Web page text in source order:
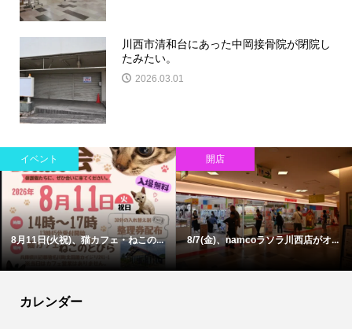
川西市清和台にあった中岡接骨院が閉院し
たみたい。
2026.03.01
イベント
8月11日(火祝)、猫カフェ・ねこの...
開店
8/7(金)、namcoラソラ川西店がオ...
カレンダー